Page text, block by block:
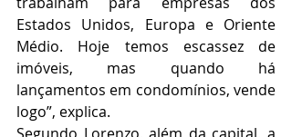
Estados Unidos, Europa e Oriente
Médio. Hoje temos escassez de
imóveis, mas quando há
lançamentos em condomínios, vende
logo”, explica.